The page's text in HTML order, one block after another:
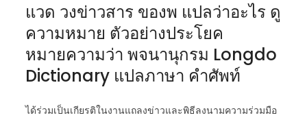
แวด วงข่าวสาร ของพ แปลว่าอะไร ดู
ความหมาย ตัวอย่างประโยค
หมายความว่า พจนานุกรม Longdo
Dictionary แปลภาษา คำศัพท์
ได้ร่วมเป็นเกียรติในงานแถลงข่าวและพิธีลงนามความร่วมมือ